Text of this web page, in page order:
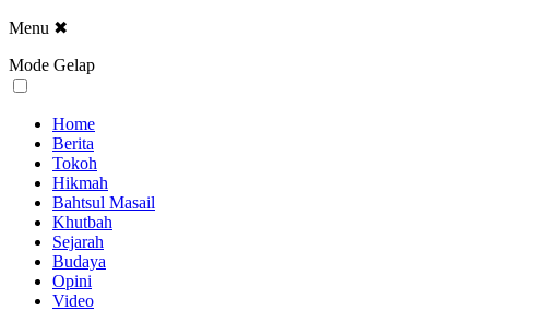
Menu ✖
Mode Gelap
Home
Berita
Tokoh
Hikmah
Bahtsul Masail
Khutbah
Sejarah
Budaya
Opini
Video